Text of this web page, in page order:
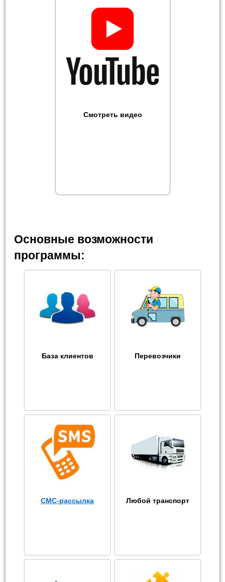
Смотреть видео
Основные возможности
программы:
База клиентов Перевозчики
СМС-рассылка Любой транспорт